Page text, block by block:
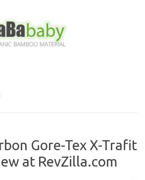
Gore-Tex X-Trafit
at RevZilla.com